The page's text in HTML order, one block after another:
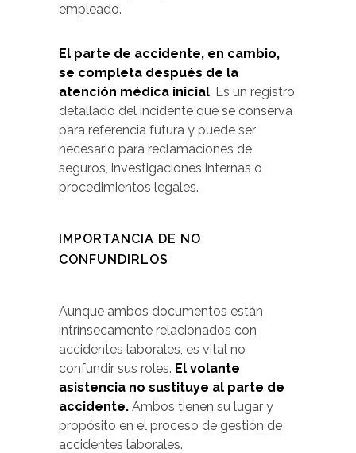
empleado.
El parte de accidente, en cambio,
se completa después de la
atención médica inicial. Es un registro
detallado del incidente que se conserva
para referencia futura y puede ser
necesario para reclamaciones de
seguros, investigaciones internas o
procedimientos legales.
IMPORTANCIA DE NO
CONFUNDIRLOS
Aunque ambos documentos están
intrínsecamente relacionados con
accidentes laborales, es vital no
confundir sus roles. El volante
asistencia no sustituye al parte de
accidente. Ambos tienen su lugar y
propósito en el proceso de gestión de
accidentes laborales.